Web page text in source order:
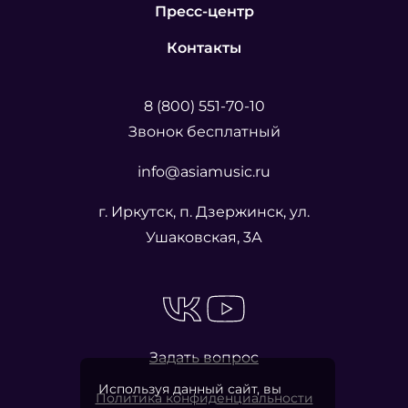
необходимости можно без особых трудностей
Пресс-центр
Контакты
8 (800) 551-70-10
Звонок бесплатный
info@asiamusic.ru
г. Иркутск, п. Дзержинск, ул.
Ушаковская, 3А
Задать вопрос
Политика конфиденциальности
Используя данный сайт, вы